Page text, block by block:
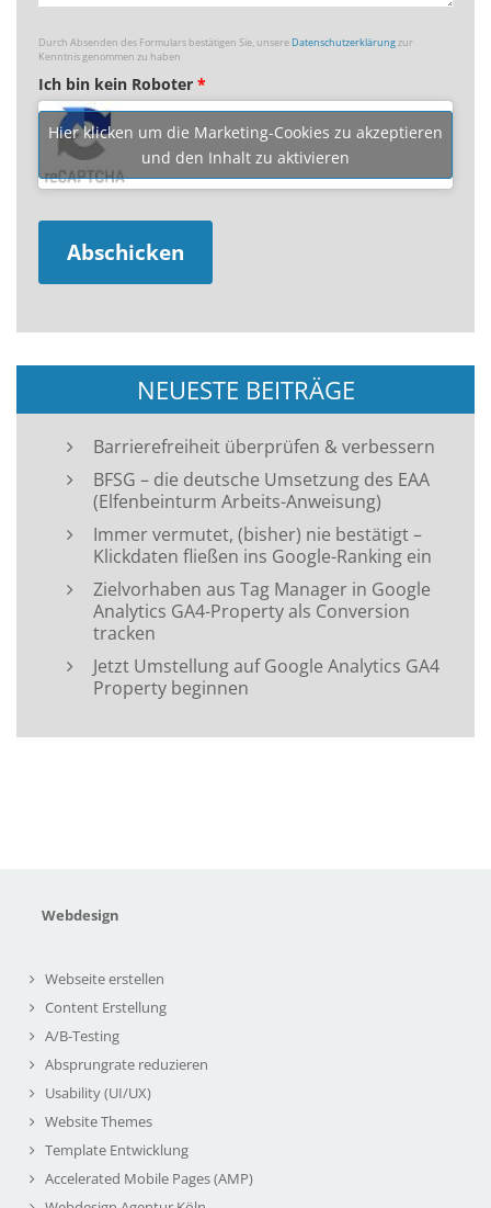
Durch Absenden des Formulars bestätigen Sie, unsereDatenschutzerklärungzur
Kenntnis genommen zu haben
Ich bin kein Roboter *
Hier klicken um die Marketing-Cookies zu akzeptieren
und den Inhalt zu aktivieren
NEUESTE BEITRÄGE
Barrierefreiheit überprüfen & verbessern
BFSG – die deutsche Umsetzung des EAA
(Elfenbeinturm Arbeits-Anweisung)
Immer vermutet, (bisher) nie bestätigt –
Klickdaten fließen ins Google-Ranking ein
Zielvorhaben aus Tag Manager in Google
Analytics GA4-Property als Conversion
tracken
Jetzt Umstellung auf Google Analytics GA4
Property beginnen
Webdesign
Webseite erstellen
Content Erstellung
A/B-Testing
Absprungrate reduzieren
Usability (UI/UX)
Website Themes
Template Entwicklung
Accelerated Mobile Pages (AMP)